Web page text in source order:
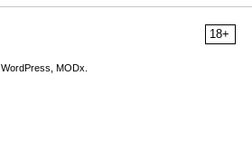
18+
WordPress, MODx.